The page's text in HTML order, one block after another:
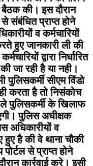
बैठक की। इस दौरान
संबंधित प्राप्त होने
व कर्मचारियों
करते हुए जानकारी ली की
द्वारा निर्धारित
जा रही है या नही।
पुलिसकर्मी सीएम विंडो
करता है तो निसंकोच
पुलिसकर्मी के खिलाफ
पुलिस अधीक्षक
अधिकारीयों व
हुए है की वे थाना चौकी
से प्राप्त होने
कार्रवाई करे। इसी